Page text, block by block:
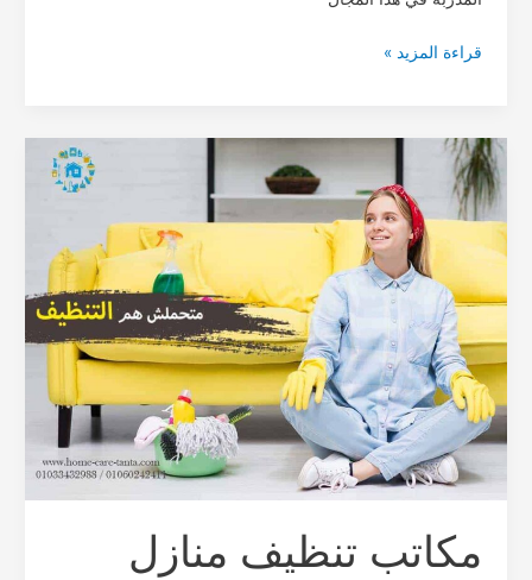
قراءة المزيد »
مكاتب تنظيف منازل
مكاتب
تنظيف
منازل
بطنطا